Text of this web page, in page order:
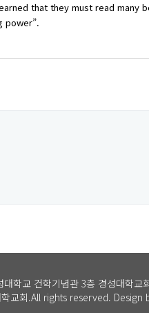
that they must read many
power”.
학교 건학기념관 3층 경성대학교
교회.All rights reserved. Design